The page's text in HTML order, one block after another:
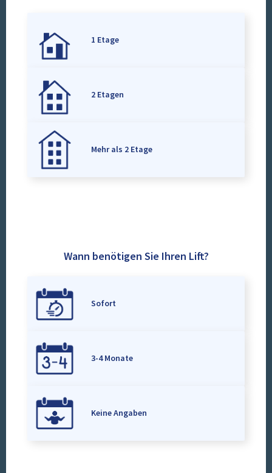
1 Etage
2 Etagen
Mehr als 2 Etage
Wann benötigen Sie Ihren Lift?
Sofort
3-4 Monate
Keine Angaben